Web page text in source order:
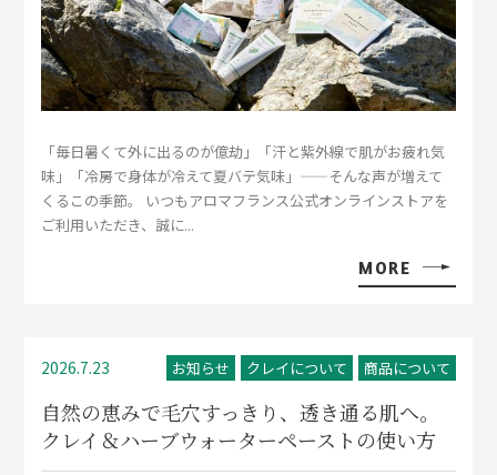
「毎日暑くて外に出るのが億劫」「汗と紫外線で肌がお疲れ気
味」「冷房で身体が冷えて夏バテ気味」——そんな声が増えて
くるこの季節。 いつもアロマフランス公式オンラインストアを
ご利用いただき、誠に...
MORE
2026.7.23 お知らせ クレイについて 商品について
自然の恵みで毛穴すっきり、透き通る肌へ。
クレイ＆ハーブウォーターペーストの使い方